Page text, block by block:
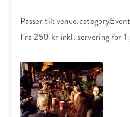
Passer til:
Fra 250 kr inkl. servering for 1